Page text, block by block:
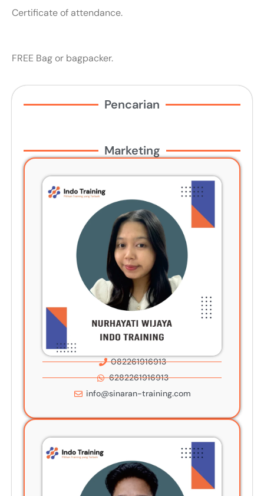
Certificate of attendance.
FREE Bag or bagpacker.
Pencarian
Marketing
082261916913
6282261916913
info@sinaran-training.com